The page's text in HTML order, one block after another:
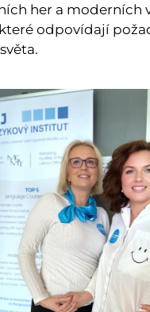
her a moderních
odpovídají